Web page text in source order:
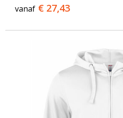
vanaf € 27,43